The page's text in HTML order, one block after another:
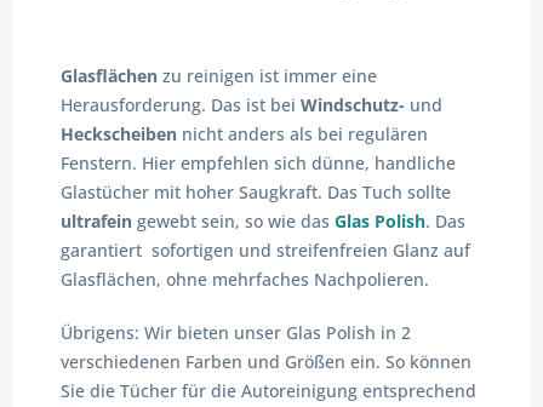
Glasflächen zu reinigen ist immer eine
Herausforderung. Das ist beiWindschutz- und
Heckscheiben nicht anders als bei regulären
Fenstern. Hier empfehlen sich dünne, handliche
Glastücher mit hoher Saugkraft. Das Tuch sollte
ultrafein gewebt sein, so wie dasGlas Polish. Das
garantiert sofortigen und streifenfreien Glanz auf
Glasflächen, ohne mehrfaches Nachpolieren.
Übrigens: Wir bieten unser Glas Polish in 2
verschiedenen Farben und Größen ein. So können
Sie die Tücher für die Autoreinigung entsprechend